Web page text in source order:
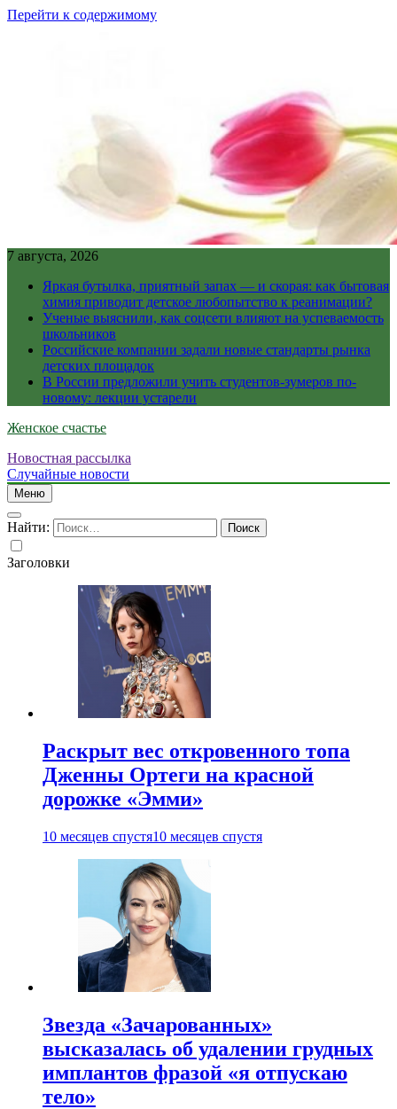
Перейти к содержимому
7 августа, 2026
Яркая бутылка, приятный запах — и скорая: как бытовая
химия приводит детское любопытство к реанимации?
Ученые выяснили, как соцсети влияют на успеваемость
школьников
Российские компании задали новые стандарты рынка
детских площадок
В России предложили учить студентов-зумеров по-
новому: лекции устарели
Женское счастье
Новостная рассылка
Случайные новости
Меню
Найти:
Заголовки
Раскрыт вес откровенного топа
Дженны Ортеги на красной
дорожке «Эмми»
10 месяцев спустя10 месяцев спустя
Звезда «Зачарованных»
высказалась об удалении грудных
имплантов фразой «я отпускаю
тело»